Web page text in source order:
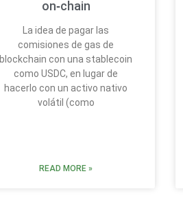
on‑chain
La idea de pagar las
comisiones de gas de
blockchain con una stablecoin
como USDC, en lugar de
hacerlo con un activo nativo
volátil (como
READ MORE »